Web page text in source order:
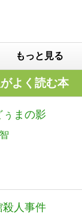
もっと見る
よく読む本
ぅまの影
殺人事件